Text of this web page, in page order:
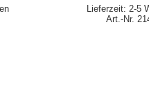
Lieferzeit: 2-5
Art.-Nr.